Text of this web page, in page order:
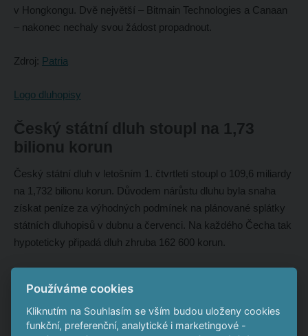
v Hongkongu. Dvě největší – Bitmain Technologies a Canaan
– nakonec nechaly svou žádost propadnout.
Zdroj: Patria
Logo dluhopisy
Český státní dluh stoupl na 1,73
bilionu korun
Český státní dluh v letošním 1. čtvrtletí stoupl o 109,6 miliardy
na 1,732 bilionu korun. Důvodem nárůstu dluhu byla snaha
získat peníze za výhodných podmínek na plánované splátky
státních dluhopisů v dubnu a červenci. Na každého Čecha tak
hypoteticky připadá dluh zhruba 162 600 korun.
čtvrtletí je běžným jevem, který je způsoben časovým
nesouladem emisní činnosti a splátek státních dluhopisů v
průběhu roku a nijak nevypovídá o trendu zadlužování země,”
Používáme cookies
Kliknutím na Souhlasím se vším budou uloženy cookies
funkční, preferenční, analytické i marketingové -